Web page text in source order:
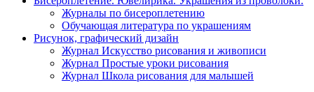
Журналы по бисероплетению
Обучающая литература по украшениям
Рисунок, графический дизайн
Журнал Искусство рисования и живописи
Журнал Простые уроки рисования
Журнал Школа рисования для малышей